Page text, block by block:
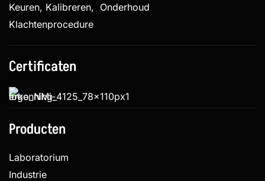
Keuren, Kalibreren, Onderhoud
Klachtenprocedure
Certificaten
Producten
Laboratorium
Industrie